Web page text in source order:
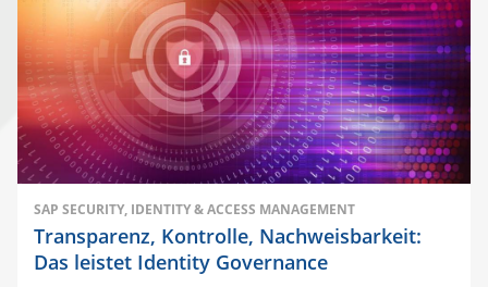
SAP SECURITY, IDENTITY & ACCESS MANAGEMENT
Transparenz, Kontrolle, Nachweisbarkeit:
Das leistet Identity Governance